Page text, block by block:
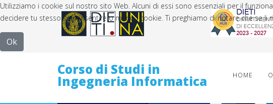
Corso di Studi in
Ingegneria Informatica HOME
Utilizziamo i cookie sul nostro sito Web. Alcuni di essi sono essenziali per il
decidere tu stesso se consentire o meno i cookie. Ti preghiamo di notare che se
Ok